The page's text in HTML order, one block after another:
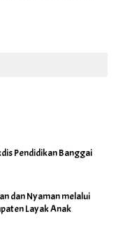
Pendidikan Banggai
dan Nyaman melalui
Layak Anak